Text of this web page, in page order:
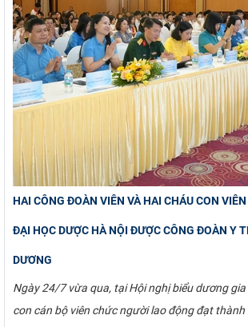
KHOA HỌC CÔNG NGHỆ
HTQT
CỰU NGƯỜI HỌC
HAI CÔNG ĐOÀN VIÊN VÀ HAI CHÁU CON
ĐẠI HỌC DƯỢC HÀ NỘI ĐƯỢC CÔNG ĐOÀN Y
DƯƠNG
Ngày 24/7 vừa qua, tại Hội nghị biểu dương
con cán bộ viên chức người lao động đạt